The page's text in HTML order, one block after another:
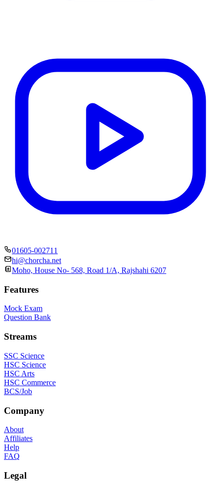
01605-002711
hi@chorcha.net
Moho, House No- 568, Road 1/A, Rajshahi 6207
Features
Mock Exam
Question Bank
Streams
SSC Science
HSC Science
HSC Arts
HSC Commerce
BCS/Job
Company
About
Affiliates
Help
FAQ
Legal